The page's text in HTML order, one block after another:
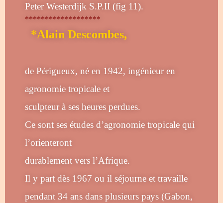
Peter Westerdijk S.P.II (fig 11).
*******************
*Alain Descombes,
de Périgueux, né en 1942, ingénieur en
agronomie tropicale et
sculpteur à ses heures perdues.
Ce sont ses études d’agronomie tropicale qui
l’orienteront
durablement vers l’Afrique.
Il y part dès 1967 ou il séjourne et travaille
pendant 34 ans dans plusieurs pays (Gabon,